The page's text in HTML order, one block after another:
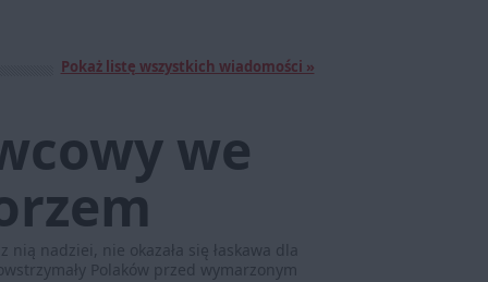
Pokaż listę wszystkich wiadomości »
we
nadziei, nie okazała się łaskawa dla
Polaków przed wymarzonym